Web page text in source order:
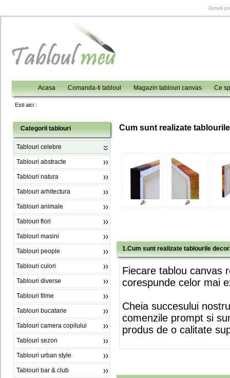
Detalii
Acasa Comanda-ti tabloul Magazin tablouri canvas Ce
Esti aici :
Categorii tablouri
Tablouri celebre
Tablouri abstracte
Tablouri natura
Tablouri arhitectura
Tablouri animale
Tablouri flori
Tablouri masini
Tablouri people
Tablouri culori
Tablouri diverse
Tablouri filme
Tablouri bucatarie
Tablouri camera copilului
Tablouri sezon
Tablouri urban style
Tablouri bar & club
Cum sunt realizate
1.Cum sunt realizate tablourile
Fiecare tablou canvas
corespunde celor mai
Cheia succesului
comenzile prompt si
produs de o calitate